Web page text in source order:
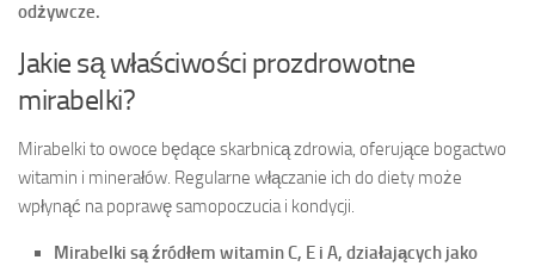
odżywcze.
Jakie są właściwości prozdrowotne
mirabelki?
Mirabelki to owoce będące skarbnicą zdrowia, oferujące bogactwo
witamin i minerałów. Regularne włączanie ich do diety może
wpłynąć na poprawę samopoczucia i kondycji.
Mirabelki są źródłem witamin C, E i A, działających jako